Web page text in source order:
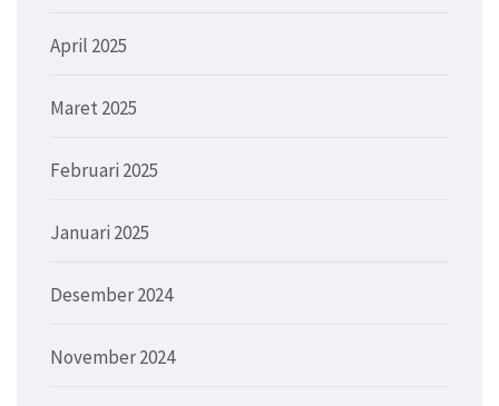
April 2025
Maret 2025
Februari 2025
Januari 2025
Desember 2024
November 2024